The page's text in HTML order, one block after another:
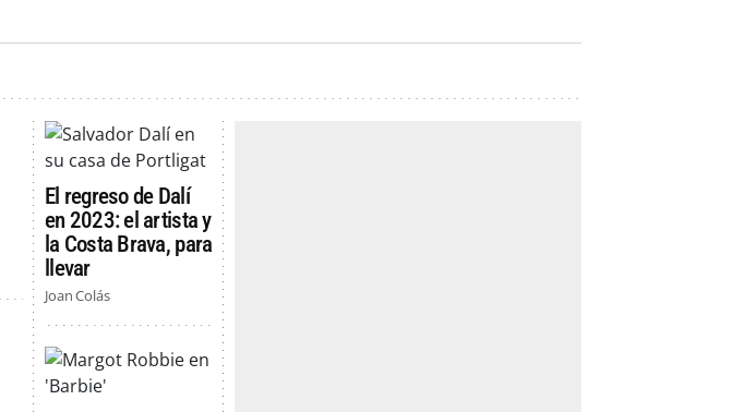
El regreso de Dalí
en 2023: el artista y
la Costa Brava, para
llevar
Joan Colás